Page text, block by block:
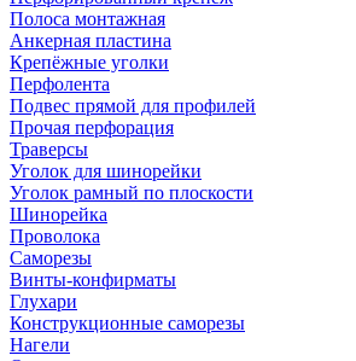
Полоса монтажная
Анкерная пластина
Крепёжные уголки
Перфолента
Подвес прямой для профилей
Прочая перфорация
Траверсы
Уголок для шинорейки
Уголок рамный по плоскости
Шинорейка
Проволока
Саморезы
Винты-конфирматы
Глухари
Конструкционные саморезы
Нагели